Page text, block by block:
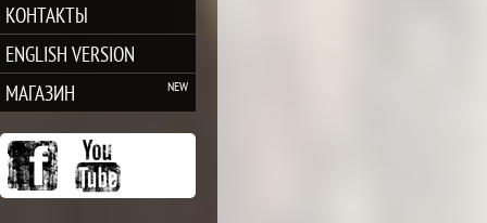
КОНТАКТЫ
ENGLISH VERSION
МАГАЗИН